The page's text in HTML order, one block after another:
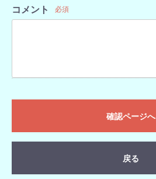
コメント 必須
確認ページへ
戻る